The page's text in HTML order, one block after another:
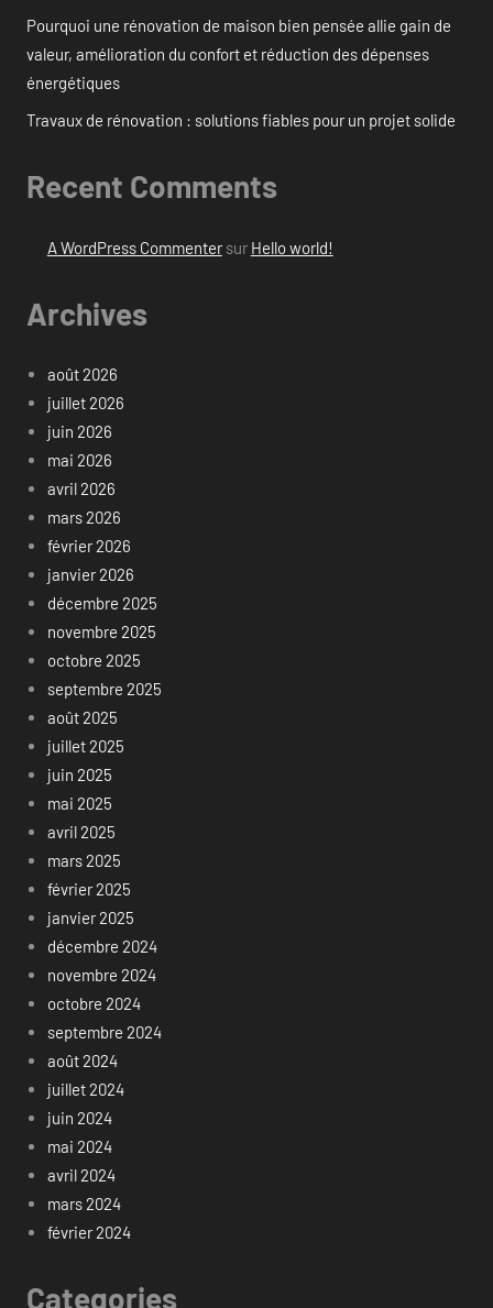
Pourquoi une rénovation de maison bien pensée allie gain de
valeur, amélioration du confort et réduction des dépenses
énergétiques
Travaux de rénovation : solutions fiables pour un projet solide
Recent Comments
A WordPress Commentersur Hello world!
Archives
août 2026
juillet 2026
juin 2026
mai 2026
avril 2026
mars 2026
février 2026
janvier 2026
décembre 2025
novembre 2025
octobre 2025
septembre 2025
août 2025
juillet 2025
juin 2025
mai 2025
avril 2025
mars 2025
février 2025
janvier 2025
décembre 2024
novembre 2024
octobre 2024
septembre 2024
août 2024
juillet 2024
juin 2024
mai 2024
avril 2024
mars 2024
février 2024
Categories